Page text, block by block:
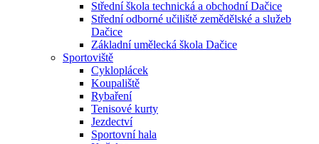
Střední škola technická a obchodní Dačice
Střední odborné učiliště zemědělské a služeb
Dačice
Základní umělecká škola Dačice
Sportoviště
Cykloplácek
Koupaliště
Rybaření
Tenisové kurty
Jezdectví
Sportovní hala